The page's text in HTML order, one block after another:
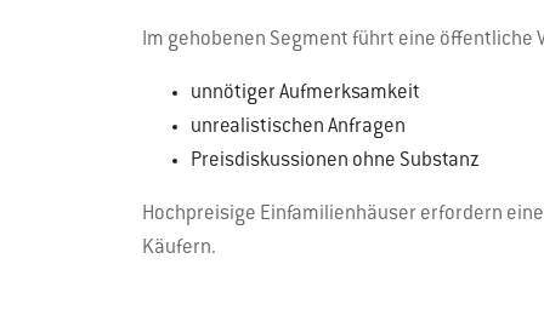
Im gehobenen Segment führt eine öffentliche
unnötiger Aufmerksamkeit
unrealistischen Anfragen
Preisdiskussionen ohne Substanz
Hochpreisige Einfamilienhäuser erfordern
Käufern.